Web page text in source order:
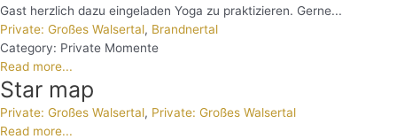
Gast herzlich dazu eingeladen Yoga zu praktizieren. Gerne...
Private: Großes Walsertal, Brandnertal
Category: Private Momente
Read more...
Star map
Private: Großes Walsertal, Private: Großes Walsertal
Read more...